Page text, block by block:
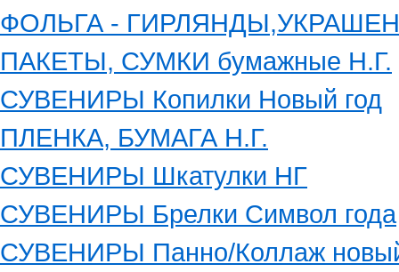
ФОЛЬГА -
ПАКЕТЫ, СУМКИ бумажные Н.Г.
СУВЕНИРЫ Копилки Новый год
ПЛЕНКА, БУМАГА Н.Г.
СУВЕНИРЫ Шкатулки НГ
СУВЕНИРЫ Брелки Символ года
СУВЕНИРЫ Панно/Коллаж